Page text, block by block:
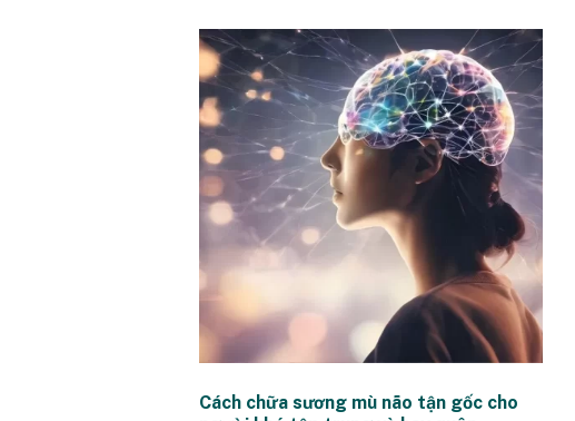
Cách chữa sương mù não tận gốc cho